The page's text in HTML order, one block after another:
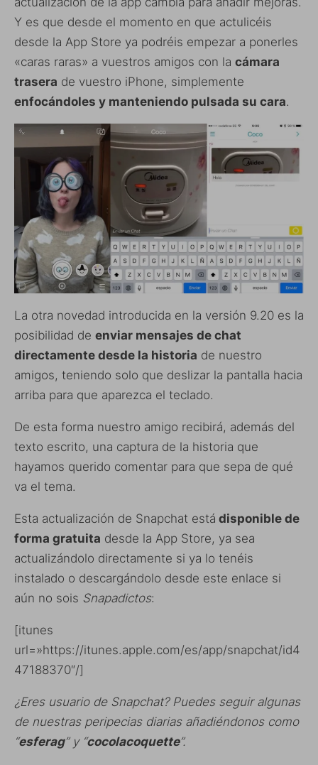
Y es que desde el momento en que actulicéis
desde la App Store ya podréis empezar a ponerles
«caras raras» a vuestros amigos con la cámara
trasera de vuestro iPhone, simplemente
enfocándoles y manteniendo pulsada su cara.
La otra novedad introducida en la versión 9.20 es la
posibilidad de enviar mensajes de chat
directamente desde la historia de nuestro
amigos, teniendo solo que deslizar la pantalla hacia
arriba para que aparezca el teclado.
De esta forma nuestro amigo recibirá, además del
texto escrito, una captura de la historia que
hayamos querido comentar para que sepa de qué
va el tema.
Esta actualización de Snapchat está disponible de
forma gratuita desde la App Store, ya sea
actualizándolo directamente si ya lo tenéis
instalado o descargándolo desde este enlace si
aún no sois Snapadictos:
[itunes
url=»https://itunes.apple.com/es/app/snapchat/id4
47188370″/]
¿Eres usuario de Snapchat? Puedes seguir algunas
de nuestras peripecias diarias añadiéndonos como
“esferag” y “cocolacoquette”.